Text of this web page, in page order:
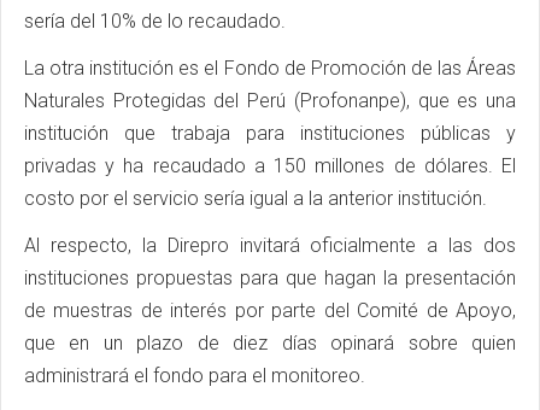
sería del 10% de lo recaudado.
La otra institución es el Fondo de Promoción de las Áreas
Naturales Protegidas del Perú (Profonanpe), que es una
institución que trabaja para instituciones públicas y
privadas y ha recaudado a 150 millones de dólares. El
costo por el servicio sería igual a la anterior institución.
Al respecto, la Direpro invitará oficialmente a las dos
instituciones propuestas para que hagan la presentación
de muestras de interés por parte del Comité de Apoyo,
que en un plazo de diez días opinará sobre quien
administrará el fondo para el monitoreo.